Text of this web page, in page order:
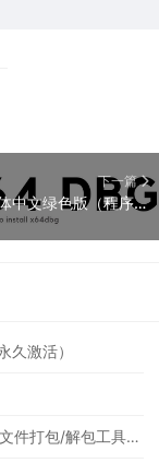
下一篇
x64dbg 2026-05-27 简体中文绿色版（程序逆向反汇编神器）
激活）
WinASAR文件管理工具 2.1.0 正式版（高仿WinRAR，最好用的Electron ASAR文件打包/解包工具、压缩/解压工具）